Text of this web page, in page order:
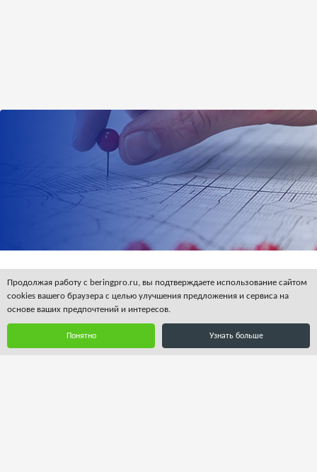
Романов пер., д.4, стр.2
125009, г. Москва, Россия
Продолжая работу с beringpro.ru, вы подтверждаете использование сайтом
cookies вашего браузера с целью улучшения предложения и сервиса на
основе ваших предпочтений и интересов.
Понятно Узнать больше